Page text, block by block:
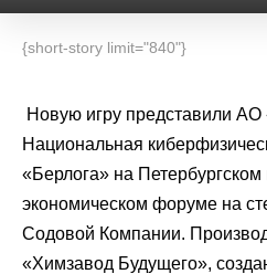
{short-story limit="840"}
Новую игру представили АО
Национальная
«Берлога» на
экономическом форуме на
Содовой Компании.
«Химзавод Будущего»,